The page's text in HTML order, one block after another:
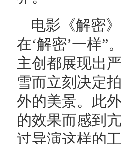
电影《解密
在‘解密’一样”
主创都展现出
雪而立刻决定
外的美景。此
的效果而感到
过导演这样的